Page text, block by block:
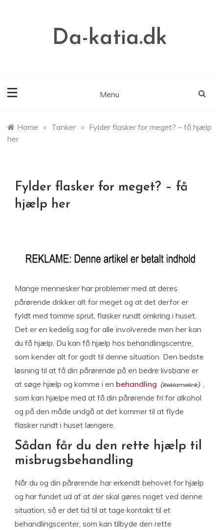
Da-katia.dk
Menu
Home » Tanker » Fylder flasker for meget? – få hjælp
her
Fylder flasker for meget? – få
hjælp her
Mange mennesker har problemer med at deres
pårørende drikker alt for meget og at det derfor er
fyldt med tomme sprut, flasker rundt omkring i huset.
Det er en kedelig sag for alle involverede men her kan
du få hjælp. Du kan få hjælp hos behandlingscentre,
som kender alt for godt til denne situation. Den bedste
løsning til at få din pårørende på en bedre livsbane er
at søge hjælp og komme i en behandling
,
som kan hjælpe med at få din pårørende fri for alkohol
og på den måde undgå at det kommer til at flyde
flasker rundt i huset længere.
Sådan får du den rette hjælp til
misbrugsbehandling
Når du og din pårørende har erkendt behovet for hjælp
og har fundet ud af at der skal gøres noget ved denne
situation, så er det tid til at tage kontakt til et
behandlingscenter, som kan tilbyde den rette